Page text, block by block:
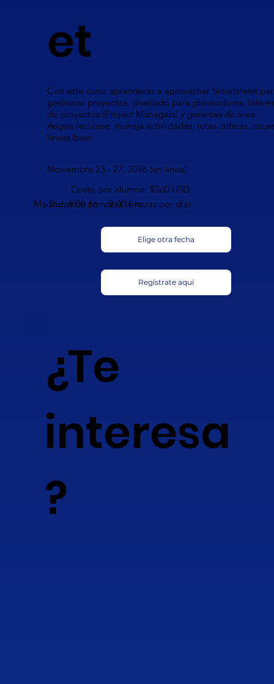
Elige otra fecha
Regístrate aquí
Madrid: 4:00 pm - 8:00 pm
et
Con este curso aprenderás a aprovechar Smartsheet
gestionar proyectos, diseñado para planeadores, líderes
de proyectos (Project Managers) y gerentes de área.
Asigna recursos, maneja actividades, rutas críticas,
líneas base.
Noviembre 23 - 27, 2026 (en línea)
Costo por alumno: $560 USD
Duración 16 horas (4 horas por día)
¿Te
interesa
?